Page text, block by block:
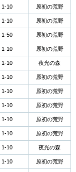
1-10 原初の荒野
1-10 原初の荒野
1-50 原初の荒野
1-10 原初の荒野
1-10 夜光の森
1-10 原初の荒野
1-10 原初の荒野
1-10 原初の荒野
1-10 原初の荒野
1-10 原初の荒野
1-10 夜光の森
1-10 原初の荒野